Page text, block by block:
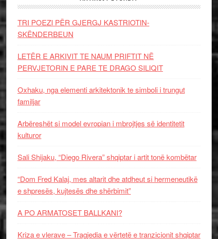
TRI POEZI PËR GJERGJ KASTRIOTIN-
SKËNDERBEUN
LETËR E ARKIVIT TE NAUM PRIFTIT NË
PERVJETORIN E PARE TE DRAGO SILIQIT
Oxhaku, nga elementi arkitektonik te simboli i trungut
familjar
Arbëreshët si model evropian i mbrojtjes së identitetit
kulturor
Sali Shijaku, “Diego Rivera” shqiptar i artit tonë kombëtar
“Dom Fred Kalaj, mes altarit dhe atdheut si hermeneutikë
e shpresës, kujtesës dhe shërbimit”
A PO ARMATOSET BALLKANI?
Kriza e vlerave – Tragjedia e vërtetë e tranzicionit shqiptar